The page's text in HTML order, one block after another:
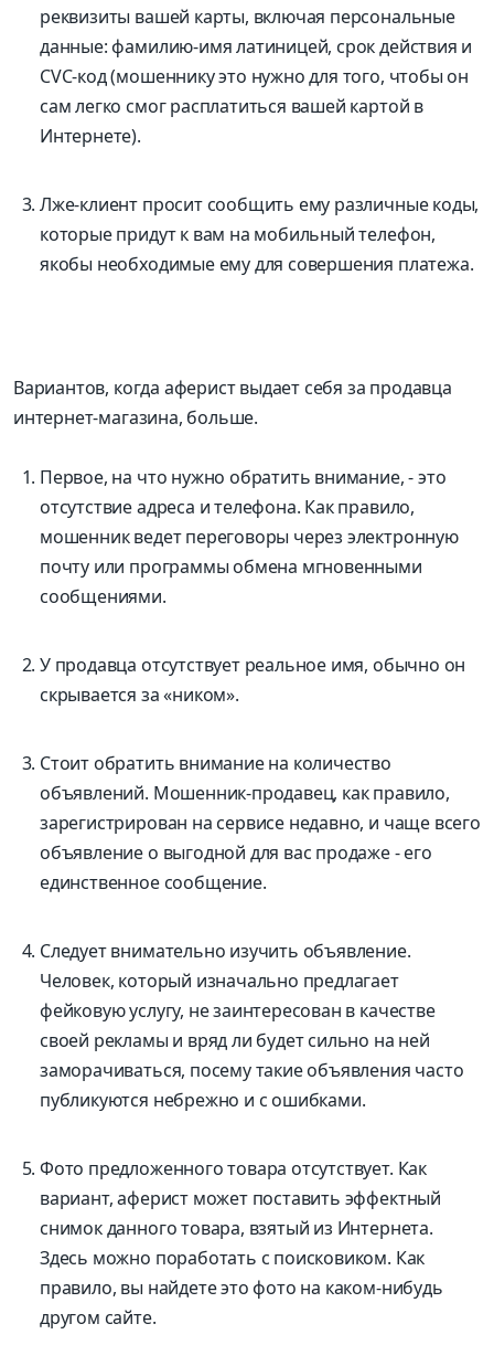
реквизиты вашей карты, включая персональные
данные: фамилию-имя латиницей, срок действия и
CVC-код (мошеннику это нужно для того, чтобы он
сам легко смог расплатиться вашей картой в
Интернете).
Лже-клиент просит сообщить ему различные коды,
которые придут к вам на мобильный телефон,
якобы необходимые ему для совершения платежа.
Вариантов, когда аферист выдает себя за продавца
интернет-магазина, больше.
Первое, на что нужно обратить внимание, - это
отсутствие адреса и телефона. Как правило,
мошенник ведет переговоры через электронную
почту или программы обмена мгновенными
сообщениями.
У продавца отсутствует реальное имя, обычно он
скрывается за «ником».
Стоит обратить внимание на количество
объявлений. Мошенник-продавец, как правило,
зарегистрирован на сервисе недавно, и чаще всего
объявление о выгодной для вас продаже - его
единственное сообщение.
Следует внимательно изучить объявление.
Человек, который изначально предлагает
фейковую услугу, не заинтересован в качестве
своей рекламы и вряд ли будет сильно на ней
заморачиваться, посему такие объявления часто
публикуются небрежно и с ошибками.
Фото предложенного товара отсутствует. Как
вариант, аферист может поставить эффектный
снимок данного товара, взятый из Интернета.
Здесь можно поработать с поисковиком. Как
правило, вы найдете это фото на каком-нибудь
другом сайте.